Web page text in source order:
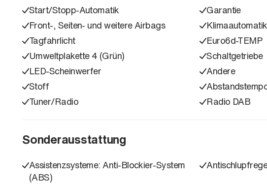
Start/Stopp-Automatik
Garantie
Front-, Seiten- und weitere Airbags
Klimaautomatik
Tagfahrlicht
Euro6d-TEMP
Umweltplakette 4 (Grün)
Schaltgetriebe
LED-Scheinwerfer
Andere
Stoff
Tuner/Radio
Radio DAB
Sonderausstattung
Assistenzsysteme: Anti-Blockier-System
(ABS)